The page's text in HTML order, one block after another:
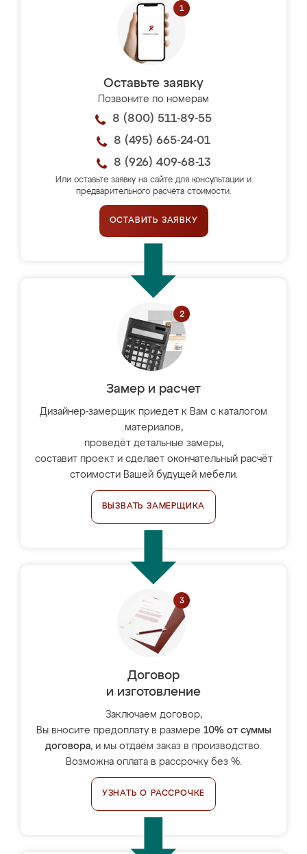
Оставьте заявку
Позвоните по номерам
8 (800) 511-89-55
8 (495) 665-24-01
8 (926) 409-68-13
Или оставьте заявку на сайте для консультации и
предварительного расчёта стоимости.
ОСТАВИТЬ ЗАЯВКУ
Замер и расчет
Дизайнер-замерщик приедет к Вам с каталогом
материалов,
проведёт детальные замеры,
составит проект и сделает окончательный расчёт
стоимости Вашей будущей мебели.
ВЫЗВАТЬ ЗАМЕРЩИКА
Договор
и изготовление
Заключаем договор,
Вы вносите предоплату в размере 10% от суммы
договора, и мы отдаём заказ в производство.
Возможна оплата в рассрочку без %.
УЗНАТЬ О РАССРОЧКЕ